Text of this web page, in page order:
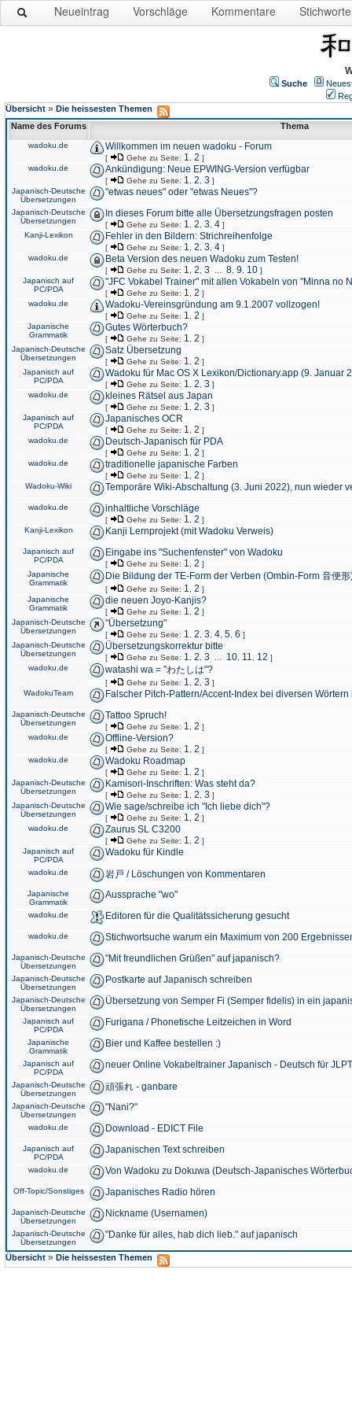
Neueintrag Vorschläge Kommentare Stichworte
Suche
Übersicht » Die heissesten Themen
Name des Forums
Thema
wadoku.de Willkommen im neuen wadoku - Forum
[ Gehe zu Seite: 1 2 ]
wadoku.de
Ankündigung: Neue EPWING-Version verfügbar
[ Gehe zu Seite: 1 2 3 ]
Japanisch-Deutsche
Übersetzungen
"etwas neues" oder "etwas Neues"?
Japanisch-Deutsche
Übersetzungen
In dieses Forum bitte alle Übersetzungsfragen posten
[ Gehe zu Seite: 1 2 3 4 ]
Kanji-Lexikon
Fehler in den Bildern: Strichreihenfolge
[ Gehe zu Seite: 1 2 3 4 ]
wadoku.de
Beta Version des neuen Wadoku zum Testen!
[ Gehe zu Seite: 1 2 3 8 9 10 ]
Japanisch auf
PC/PDA
"JFC Vokabel Trainer" mit allen Vokabeln von "Minna no
[ Gehe zu Seite: 1 2 ]
wadoku.de
Wadoku-Vereinsgründung am 9.1.2007 vollzogen!
[ Gehe zu Seite: 1 2 ]
Japanische
Grammatik
Gutes Wörterbuch?
[ Gehe zu Seite: 1 2 ]
Japanisch-Deutsche
Übersetzungen
Satz Übersetzung
[ Gehe zu Seite: 1 2 ]
Japanisch auf
PC/PDA
Wadoku für Mac OS X Lexikon/Dictionary.app (9. Januar
[ Gehe zu Seite: 1 2 3 ]
wadoku.de
kleines Rätsel aus Japan
[ Gehe zu Seite: 1 2 3 ]
Japanisch auf
PC/PDA
Japanisches OCR
[ Gehe zu Seite: 1 2 ]
wadoku.de
Deutsch-Japanisch für PDA
[ Gehe zu Seite: 1 2 ]
wadoku.de
traditionelle japanische Farben
[ Gehe zu Seite: 1 2 ]
Wadoku-Wiki
Temporäre Wiki-Abschaltung (3. Juni 2022), nun wieder
wadoku.de inhaltliche Vorschläge
[ Gehe zu Seite: 1 2 ]
Kanji-Lexikon
Kanji Lernprojekt (mit Wadoku Verweis)
Japanisch auf
PC/PDA
Eingabe ins "Suchenfenster" von Wadoku
[ Gehe zu Seite: 1 2 ]
Japanische
Grammatik
Die Bildung der TE-Form der Verben (Ombin-Form 音便形
[ Gehe zu Seite: 1 2 ]
Japanische
Grammatik
die neuen Joyo-Kanjis?
[ Gehe zu Seite: 1 2 ]
Japanisch-Deutsche
Übersetzungen
"Übersetzung"
[ Gehe zu Seite: 1 2 3 4 5 6 ]
Japanisch-Deutsche
Übersetzungen
Übersetzungskorrektur bitte
[ Gehe zu Seite: 1 2 3 10 11 12 ]
wadoku.de
watashi wa = "わたしは"?
[ Gehe zu Seite: 1 2 3 ]
WadokuTeam
Falscher Pitch-Pattern/Accent-Index bei diversen
Japanisch-Deutsche
Übersetzungen
Tattoo Spruch!
[ Gehe zu Seite: 1 2 ]
wadoku.de
Offline-Version?
[ Gehe zu Seite: 1 2 ]
wadoku.de
Wadoku Roadmap
[ Gehe zu Seite: 1 2 ]
Japanisch-Deutsche
Übersetzungen
Kamisori-Inschriften: Was steht da?
[ Gehe zu Seite: 1 2 3 ]
Japanisch-Deutsche
Übersetzungen
Wie sage/schreibe ich "Ich liebe dich"?
[ Gehe zu Seite: 1 2 ]
wadoku.de
Zaurus SL C3200
[ Gehe zu Seite: 1 2 ]
Japanisch auf
PC/PDA
Wadoku für Kindle
wadoku.de 岩戸 / Löschungen von Kommentaren
Japanische
Grammatik
Aussprache "wo"
wadoku.de Editoren für die Qualitätssicherung gesucht
wadoku.de Stichwortsuche warum ein Maximum von 200
Japanisch-Deutsche
Übersetzungen
"Mit freundlichen Grüßen" auf japanisch?
Japanisch-Deutsche
Übersetzungen
Postkarte auf Japanisch schreiben
Japanisch-Deutsche
Übersetzungen
Übersetzung von Semper Fi (Semper fidelis) in ein
Japanisch auf
PC/PDA
Furigana / Phonetische Leitzeichen in Word
Japanische
Grammatik
Bier und Kaffee bestellen :)
Japanisch auf
PC/PDA
neuer Online Vokabeltrainer Japanisch - Deutsch für
Japanisch-Deutsche
Übersetzungen
頑張れ - ganbare
Japanisch-Deutsche
Übersetzungen
"Nani?"
wadoku.de Download - EDICT File
Japanisch auf
PC/PDA
Japanischen Text schreiben
wadoku.de Von Wadoku zu Dokuwa (Deutsch-Japanisches
Off-Topic/Sonstiges Japanisches Radio hören
Japanisch-Deutsche
Übersetzungen
Nickname (Usernamen)
Japanisch-Deutsche
Übersetzungen
"Danke für alles, hab dich lieb." auf japanisch
Übersicht » Die heissesten Themen